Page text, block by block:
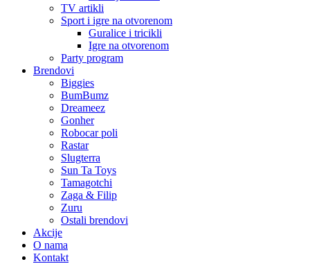
TV artikli
Sport i igre na otvorenom
Guralice i tricikli
Igre na otvorenom
Party program
Brendovi
Biggies
BumBumz
Dreameez
Gonher
Robocar poli
Rastar
Slugterra
Sun Ta Toys
Tamagotchi
Zaga & Filip
Zuru
Ostali brendovi
Akcije
O nama
Kontakt